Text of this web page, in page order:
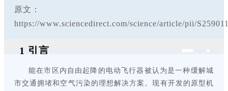
原文：
https://www.sciencedirect.com/science/article/pii/
1 引言
能在市区内自由起降的电动飞行器被认为是一种缓解城
市交通拥堵和空气污染的理想解决方案。现有开发的原型机